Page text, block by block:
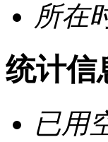
所在
统计信
已用